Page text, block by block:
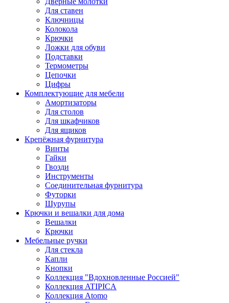
Для ставен
Ключницы
Колокола
Крючки
Ложки для обуви
Подставки
Термометры
Цепочки
Цифры
Комплектующие для мебели
Амортизаторы
Для столов
Для шкафчиков
Для ящиков
Крепёжная фурнитура
Винты
Гайки
Гвозди
Инструменты
Соединительная фурнитура
Футорки
Шурупы
Крючки и вешалки для дома
Вешалки
Крючки
Мебельные ручки
Для стекла
Капли
Кнопки
Коллекция "Вдохновленные Россией"
Коллекция ATIPICA
Коллекция Atomo